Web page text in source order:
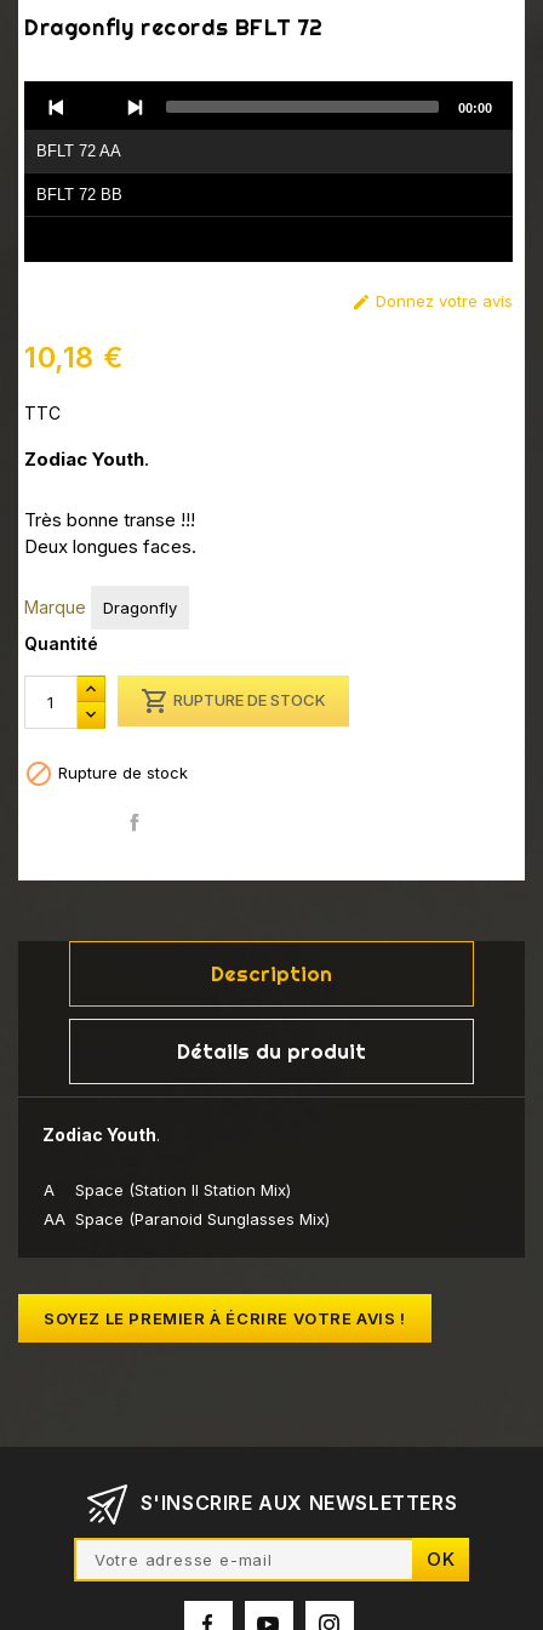
Dragonfly records BFLT 72
Player
BFLT 72 AA
BFLT 72 BB
00:00
 Donnez votre avis
10,18 €
TTC
Zodiac Youth.
Très bonne transe !!!
Deux longues faces.
Marque Dragonfly
Quantité
 RUPTURE DE STOCK
 Rupture de stock
Description
Détails du produit
Zodiac Youth.
A
Space (Station II Station Mix)
AA Space (Paranoid Sunglasses Mix)
SOYEZ LE PREMIER À ÉCRIRE VOTRE AVIS !
S'INSCRIRE AUX NEWSLETTERS